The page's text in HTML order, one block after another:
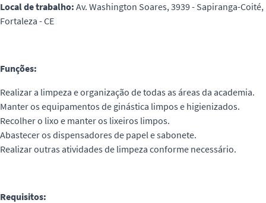
Local de trabalho: Av. Washington Soares, 3939 - Sapiranga-Coité,
Fortaleza - CE
Funções:
Realizar a limpeza e organização de todas as áreas da academia.
Manter os equipamentos de ginástica limpos e higienizados.
Recolher o lixo e manter os lixeiros limpos.
Abastecer os dispensadores de papel e sabonete.
Realizar outras atividades de limpeza conforme necessário.
Requisitos: